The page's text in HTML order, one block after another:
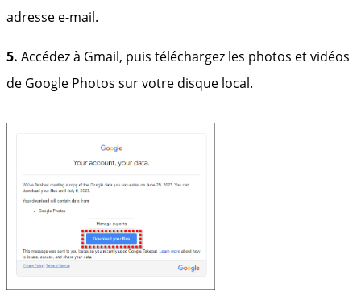
adresse e-mail.
5. Accédez à Gmail, puis téléchargez les photos et vidéos
de Google Photos sur votre disque local.